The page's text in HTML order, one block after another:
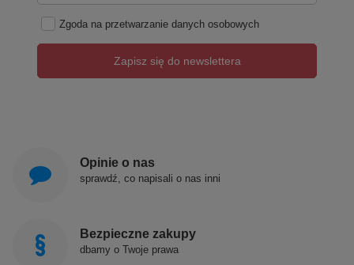
Zgoda na przetwarzanie danych osobowych
Zapisz się do newslettera
Opinie o nas
sprawdź, co napisali o nas inni
Bezpieczne zakupy
dbamy o Twoje prawa